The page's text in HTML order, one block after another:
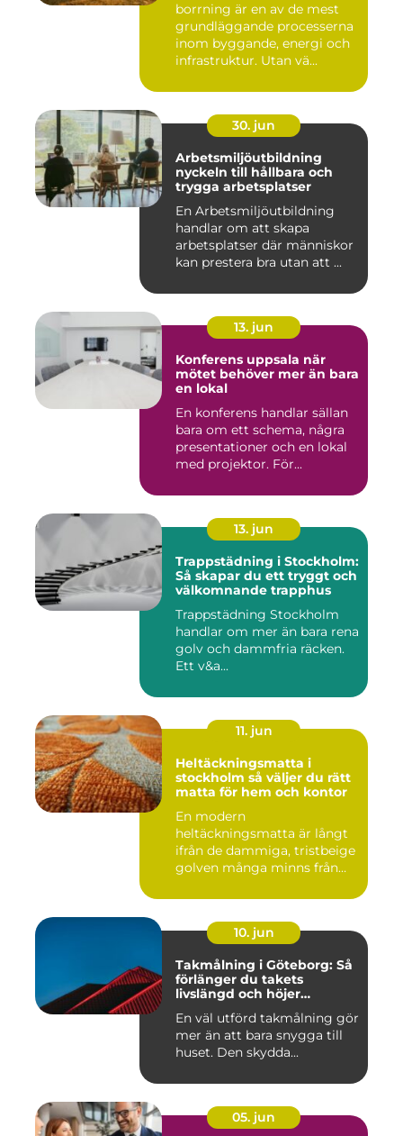
borrning är en av de mest
grundläggande processerna
inom byggande, energi och
infrastruktur. Utan vä...
30. jun
Arbetsmiljöutbildning
nyckeln till hållbara och
trygga arbetsplatser
En Arbetsmiljöutbildning
handlar om att skapa
arbetsplatser där människor
kan prestera bra utan att ...
13. jun
Konferens uppsala när
mötet behöver mer än bara
en lokal
En konferens handlar sällan
bara om ett schema, några
presentationer och en lokal
med projektor. För...
13. jun
Trappstädning i Stockholm:
Så skapar du ett tryggt och
välkomnande trapphus
Trappstädning Stockholm
handlar om mer än bara rena
golv och dammfria räcken.
Ett v&a...
11. jun
Heltäckningsmatta i
stockholm så väljer du rätt
matta för hem och kontor
En modern
heltäckningsmatta är långt
ifrån de dammiga, tristbeige
golven många minns från
10. jun
Takmålning i Göteborg: Så
förlänger du takets
livslängd och höjer
En väl utförd takmålning gör
mer än att bara snygga till
huset. Den skydda...
05. jun